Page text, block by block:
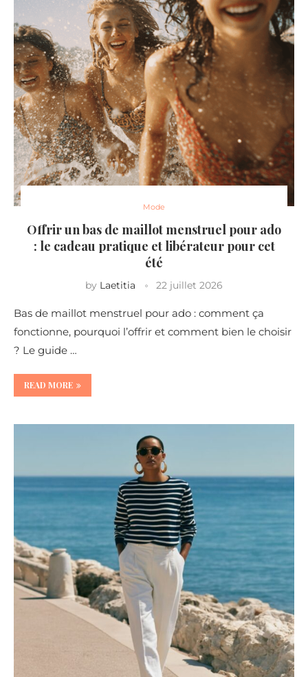
Mode
Offrir un bas de maillot menstruel pour ado
: le cadeau pratique et libérateur pour cet
été
by Laetitia 22 juillet 2026
Bas de maillot menstruel pour ado : comment ça
fonctionne, pourquoi l’offrir et comment bien le choisir
? Le guide …
READ MORE